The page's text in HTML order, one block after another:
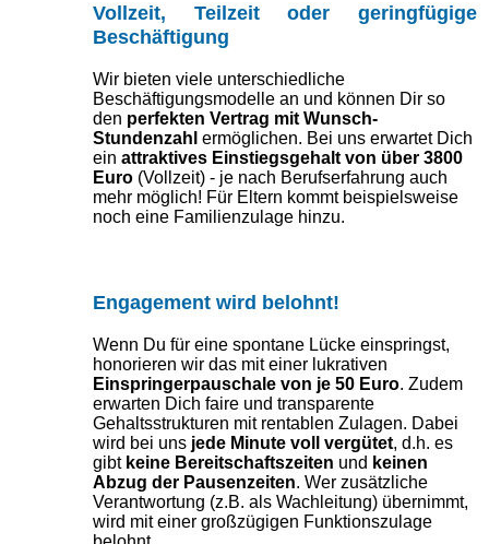
Vollzeit, Teilzeit oder geringfügige
Beschäftigung
Wir bieten viele unterschiedliche
Beschäftigungsmodelle an und können Dir so
den perfekten Vertrag mit Wunsch-
Stundenzahl ermöglichen. Bei uns erwartet Dich
ein attraktives Einstiegsgehalt von über 3800
Euro (Vollzeit) - je nach Berufserfahrung auch
mehr möglich! Für Eltern kommt beispielsweise
noch eine Familienzulage hinzu.
Engagement wird belohnt!
Wenn Du für eine spontane Lücke einspringst,
honorieren wir das mit einer lukrativen
Einspringerpauschale von je 50 Euro. Zudem
erwarten Dich faire und transparente
Gehaltsstrukturen mit rentablen Zulagen. Dabei
wird bei uns jede Minute voll vergütet, d.h. es
gibt keine Bereitschaftszeiten und keinen
Abzug der Pausenzeiten. Wer zusätzliche
Verantwortung (z.B. als Wachleitung) übernimmt,
wird mit einer großzügigen Funktionszulage